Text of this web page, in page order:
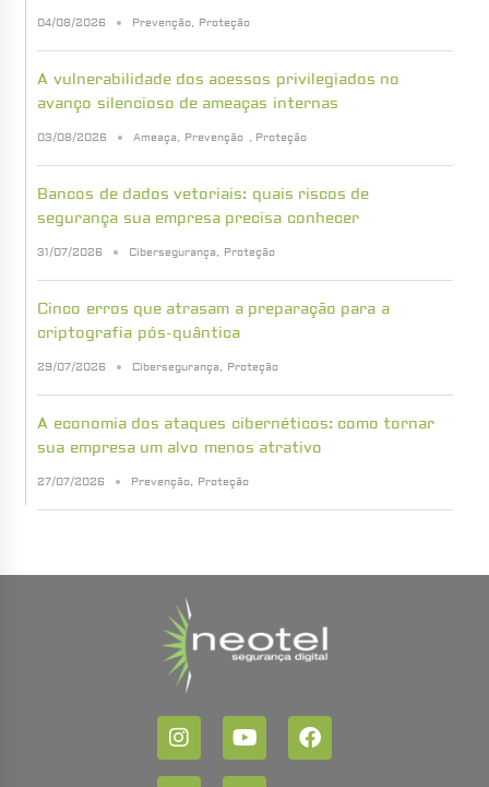
04/08/2026 Prevenção, Proteção
A vulnerabilidade dos acessos privilegiados no
avanço silencioso de ameaças internas
03/08/2026 Ameaça, Prevenção , Proteção
Bancos de dados vetoriais: quais riscos de
segurança sua empresa precisa conhecer
31/07/2026 Cibersegurança, Proteção
Cinco erros que atrasam a preparação para a
criptografia pós-quântica
29/07/2026 Cibersegurança, Proteção
A economia dos ataques cibernéticos: como tornar
sua empresa um alvo menos atrativo
27/07/2026 Prevenção, Proteção